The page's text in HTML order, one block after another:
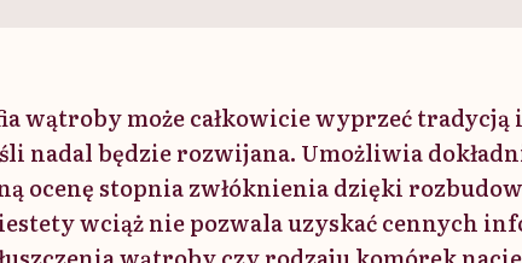
wątroby może całkowicie wyprzeć
nadal będzie rozwijana. Umożliwia
ocenę stopnia zwłóknienia dzięki
wciąż nie pozwala uzyskać cennych